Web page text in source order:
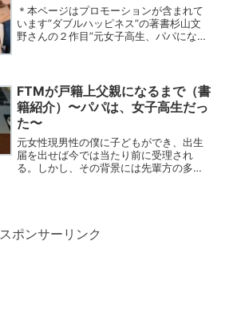
＊本ページはプロモーションが含まれて
います”ダブルハッピネス”の著書杉山文
野さんの２作目”元女子高生、パパにな
た作品かと勝手に思っ...
FTMが戸籍上父親になるまで（書
籍紹介）〜パパは、女子高生だっ
た〜
元女性現男性の僕に子どもができ、出生
届を出せば今では当たり前に受理され
る。しかし、その背景には先輩方の多大
スポンサーリンク